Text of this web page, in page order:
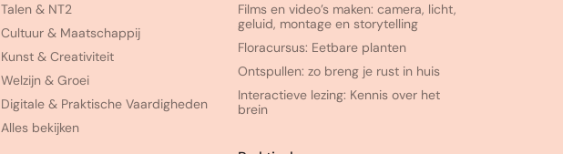
Talen & NT2
Cultuur & Maatschappij
Kunst & Creativiteit
Welzijn & Groei
Digitale & Praktische Vaardigheden
Alles bekijken
Films en video’s maken: camera, licht,
geluid, montage en storytelling
Floracursus: Eetbare planten
Ontspullen: zo breng je rust in huis
Interactieve lezing: Kennis over het
brein